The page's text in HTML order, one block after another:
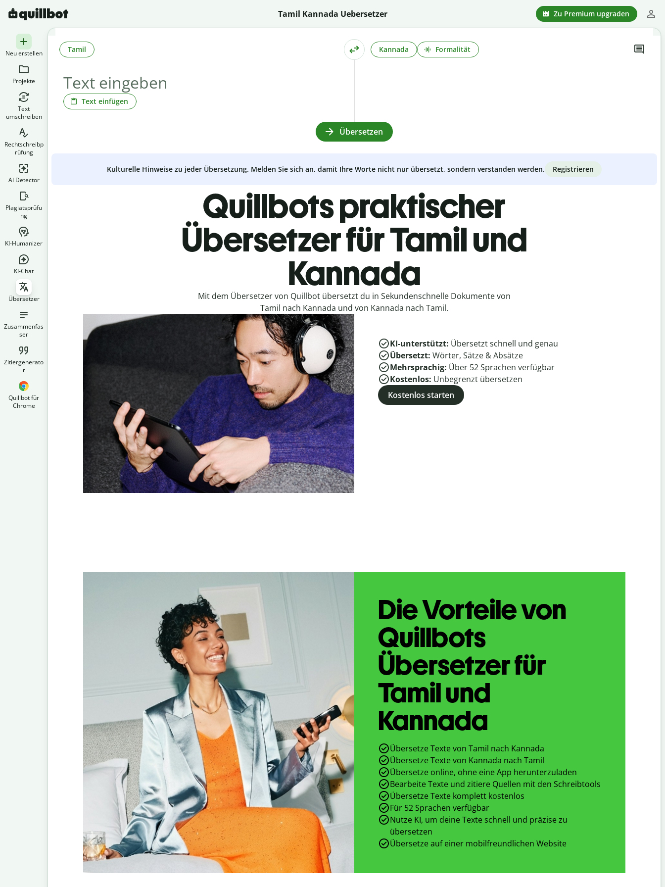
Tamil Kannada Uebersetzer Zu Premium upgraden
Neu erstellen
Projekte
Text
umschreiben
Rechtschreibp
rüfung
AI Detector
Plagiatsprüfu
ng
KI-Humanizer
KI-Chat
Übersetzer
Zusammenfas
ser
Zitiergenerato
r
Quillbot für
Chrome
Text einfügen
Tamil Kannada Formalität
Übersetzen
Kulturelle Hinweise zu jeder Übersetzung. Melden Sie sich an, damit Ihre Worte nicht nur übersetzt, sondern verstanden werden. Registrieren
Quillbots praktischer
Übersetzer für Tamil und
Kannada
Mit dem Übersetzer von Quillbot übersetzt du in Sekundenschnelle Dokumente von
Tamil nach Kannada und von Kannada nach Tamil.
KI-unterstützt: Übersetzt schnell und genau
Übersetzt: Wörter, Sätze & Absätze
Mehrsprachig: Über 52Sprachen verfügbar
Kostenlos: Unbegrenzt übersetzen
Kostenlos starten
Die Vorteile von
Quillbots
Übersetzer für
Tamil und
Kannada
Übersetze Texte von Tamil nach Kannada
Übersetze Texte von Kannada nach Tamil
Übersetze online, ohne eine App herunterzuladen
Bearbeite Texte und zitiere Quellen mit den Schreibtools
Übersetze Texte komplett kostenlos
Für 52 Sprachen verfügbar
Nutze KI, um deine Texte schnell und präzise zu
übersetzen
Übersetze auf einer mobilfreundlichen Website